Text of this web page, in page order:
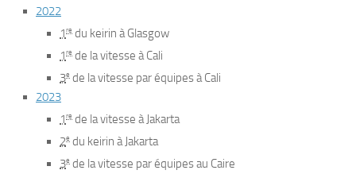
2022
1re du keirin à Glasgow
1re de la vitesse à Cali
3e de la vitesse par équipes à Cali
2023
1re de la vitesse à Jakarta
2e du keirin à Jakarta
3e de la vitesse par équipes au Caire